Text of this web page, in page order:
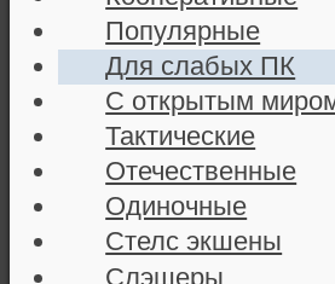
Популярные
Для слабых ПК
С открытым
Тактические
Отечественные
Одиночные
Стелс экшены
Слэшеры